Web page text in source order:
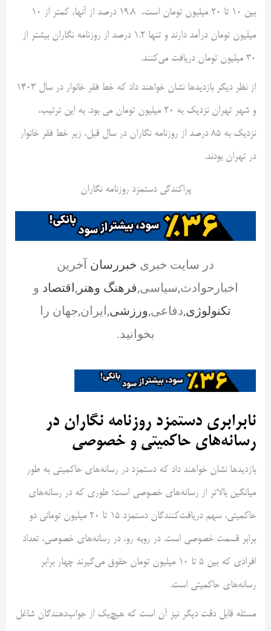
بین 10 تا 20 میلیون تومان است، ۱۹.۸ درصد از آنها، کمتر از ۱۰
میلیون تومان درآمد دارند و تنها ۱.۲ درصد از روزنامه نگاران بیشتر از
۳۰ میلیون تومان دریافت می‌کنند.
از نظر دیگر بازدید‌ها نشان خواهند داد که خط فقر خانوار در سال 1403
و شهر تهران نزدیک به 20 میلیون تومان می بود. به این ترتیب،
نزدیک به 85 درصد از روزنامه نگاران در سال قبل، زیر خط فقر خانوار
در تهران بودند.
پراکندگی دستمزد روزنامه نگاران
در سایت خبری خبررسان آخرین
اخبارحوادث,سیاسی,فرهنگ وهنر ,اقتصاد و
تکنولوژی,دفاعی,ورزشی,ایران,جهان را
بخوانید.
نابرابری دستمزد روزنامه نگاران در
رسانه‌های حاکمیتی و خصوصی
بازدید‌ها نشان خواهند داد که دستمزد در رسانه‌های حاکمیتی به طور
میانگین بالاتر از رسانه‌های خصوصی است؛ طوری که در رسانه‌های
حاکمیتی، سهم دریافت‌کنندگان دستمزد ۱۵ تا ۲۰ میلیون تومانی دو
برابر قسمت خصوصی است. در روبه رو، در رسانه‌های خصوصی، تعداد
افرادی که بین ۵ تا ۱۰ میلیون تومان حقوق می‌گیرند چهار برابر
رسانه‌های حاکمیتی است.
مسئله قابل دقت دیگر نیز آن است که هیچ‌یک از جواب‌دهندگان شاغل